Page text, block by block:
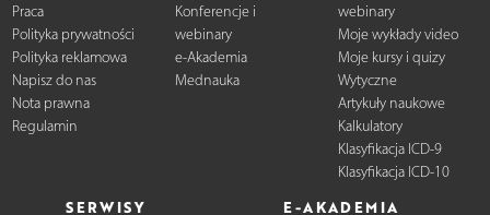
Praca
Polityka prywatności
Polityka reklamowa
Napisz do nas
Nota prawna
Regulamin
Konferencje i
webinary
e-Akademia
Mednauka
webinary
Moje wykłady video
Moje kursy i quizy
Wytyczne
Artykuły naukowe
Kalkulatory
Klasyfikacja ICD-9
Klasyfikacja ICD-10
SERWISY E-AKADEMIA